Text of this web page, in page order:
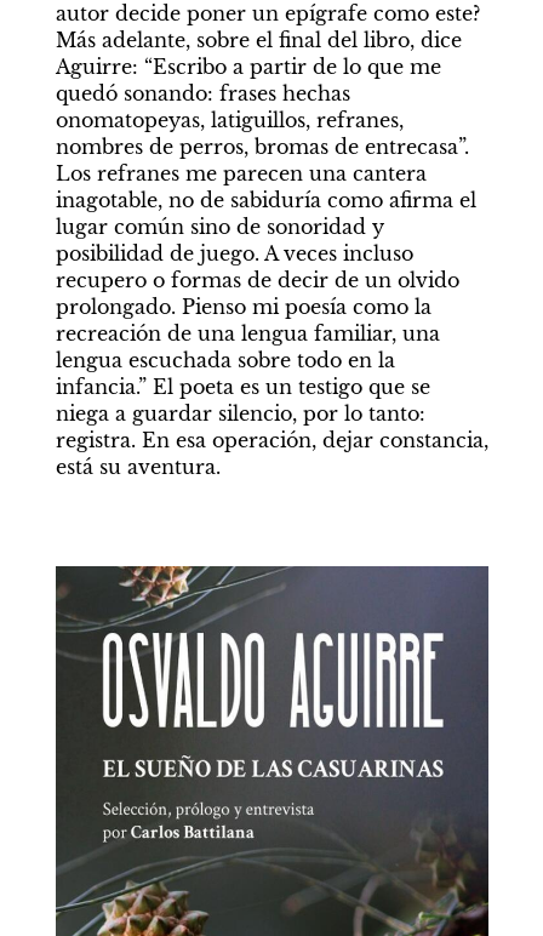
autor decide poner un epígrafe como este?
Más adelante, sobre el final del libro, dice
Aguirre: “Escribo a partir de lo que me
quedó sonando: frases hechas
onomatopeyas, latiguillos, refranes,
nombres de perros, bromas de entrecasa”.
Los refranes me parecen una cantera
inagotable, no de sabiduría como afirma el
lugar común sino de sonoridad y
posibilidad de juego. A veces incluso
recupero o formas de decir de un olvido
prolongado. Pienso mi poesía como la
recreación de una lengua familiar, una
lengua escuchada sobre todo en la
infancia.” El poeta es un testigo que se
niega a guardar silencio, por lo tanto:
registra. En esa operación, dejar constancia,
está su aventura.